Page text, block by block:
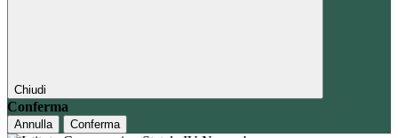
Chiudi
Conferma
Annulla Conferma